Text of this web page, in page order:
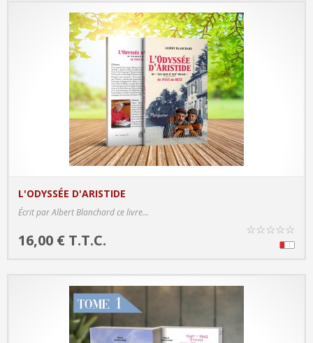
L'ODYSSÉE D'ARISTIDE
Écrit par Albert Blanchard ce livre...
16,00 € T.T.C.
☆☆☆☆☆